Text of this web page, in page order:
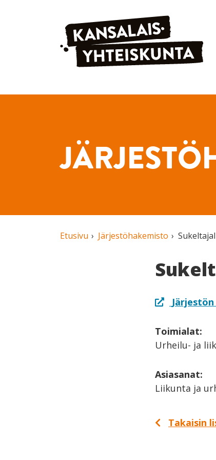
Siirry sisältöön
Etusivu Järjestöhakemisto
Toimialat:
Urheilu- ja
Asiasanat:
Liikunta ja
Takaisin